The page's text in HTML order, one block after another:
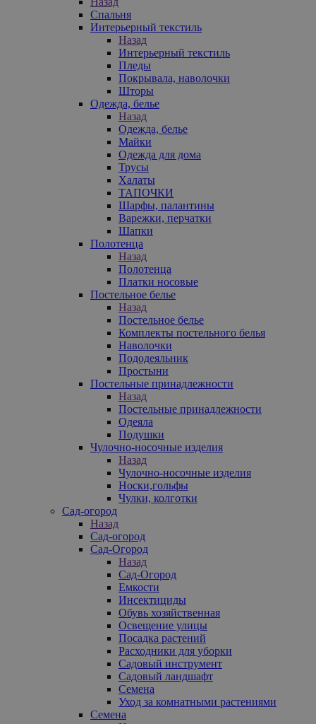
Спальня
Интерьерный текстиль
Назад
Интерьерный текстиль
Пледы
Покрывала, наволочки
Шторы
Одежда, белье
Назад
Одежда, белье
Майки
Одежда для дома
Трусы
Халаты
ТАПОЧКИ
Шарфы, палантины
Варежки, перчатки
Шапки
Полотенца
Назад
Полотенца
Платки носовые
Постельное белье
Назад
Постельное белье
Комплекты постельного белья
Наволочки
Пододеяльник
Простыни
Постельные принадлежности
Назад
Постельные принадлежности
Одеяла
Подушки
Чулочно-носочные изделия
Назад
Чулочно-носочные изделия
Носки,гольфы
Чулки, колготки
Сад-огород
Назад
Сад-огород
Сад-Огород
Назад
Сад-Огород
Емкости
Инсектициды
Обувь хозяйственная
Освещение улицы
Посадка растений
Расходники для уборки
Садовый инструмент
Садовый ландшафт
Семена
Уход за комнатными растениями
Семена